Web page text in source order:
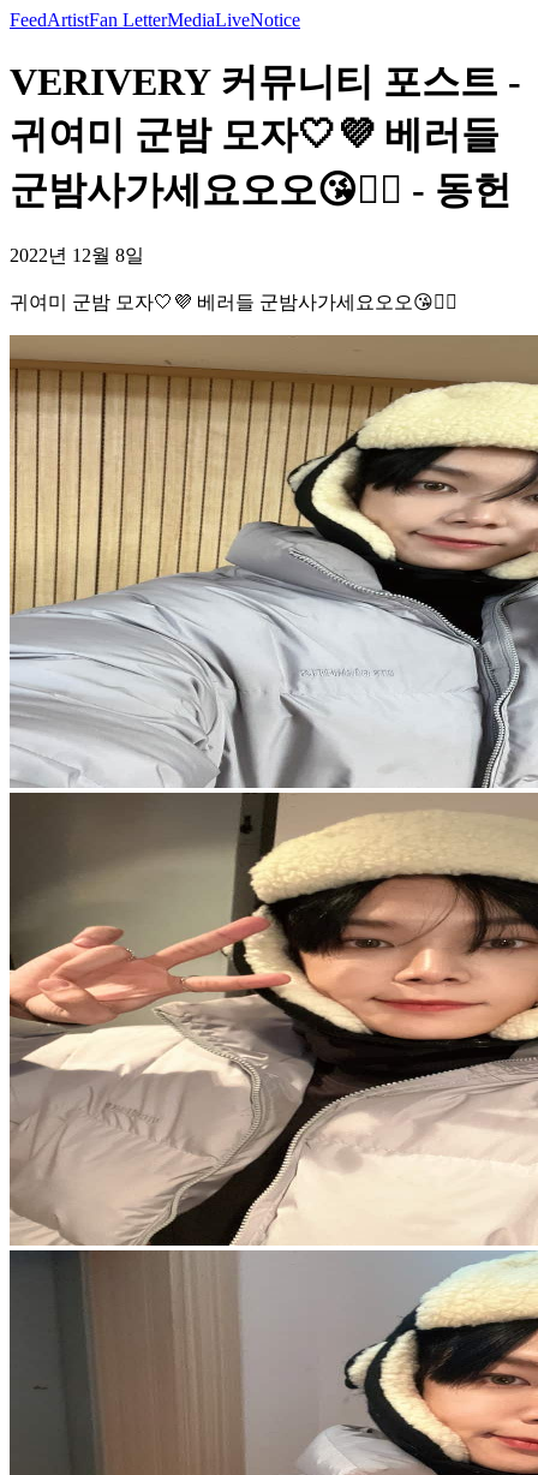
FeedArtistFan LetterMediaLiveNotice
VERIVERY 커뮤니티 포스트 -
귀여미 군밤 모자🤍💜 베러들
군밤사가세요오오😘👍🏻 - 동헌
2022년 12월 8일
귀여미 군밤 모자🤍💜 베러들 군밤사가세요오오😘👍🏻